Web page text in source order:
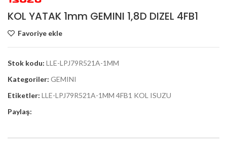
KOL YATAK 1mm GEMINI 1,8D DIZEL 4FB1
Favoriye ekle
Stok kodu: LLE-LPJ79R521A-1MM
Kategoriler: GEMINI
Etiketler: LLE-LPJ79R521A-1MM 4FB1 KOL ISUZU
Paylaş: